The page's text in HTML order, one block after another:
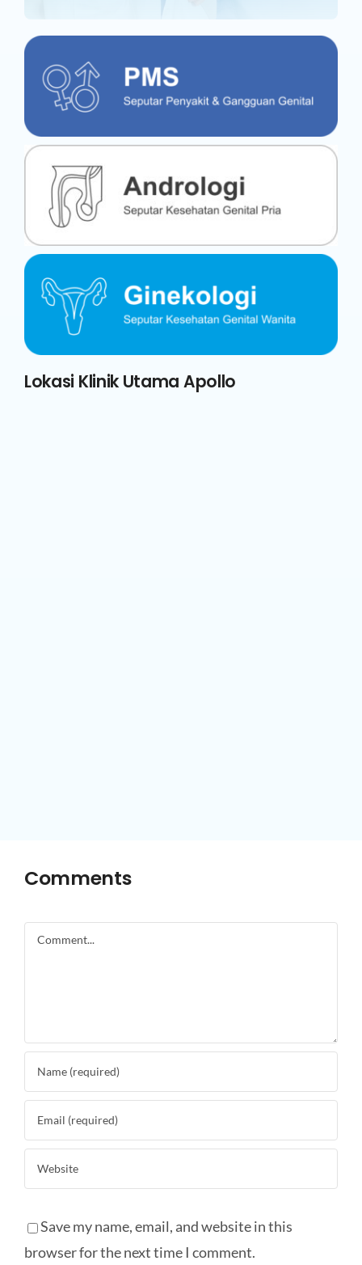
Lokasi Klinik Utama Apollo
Comments
Comment
Save my name, email, and website in this
browser for the next time I comment.